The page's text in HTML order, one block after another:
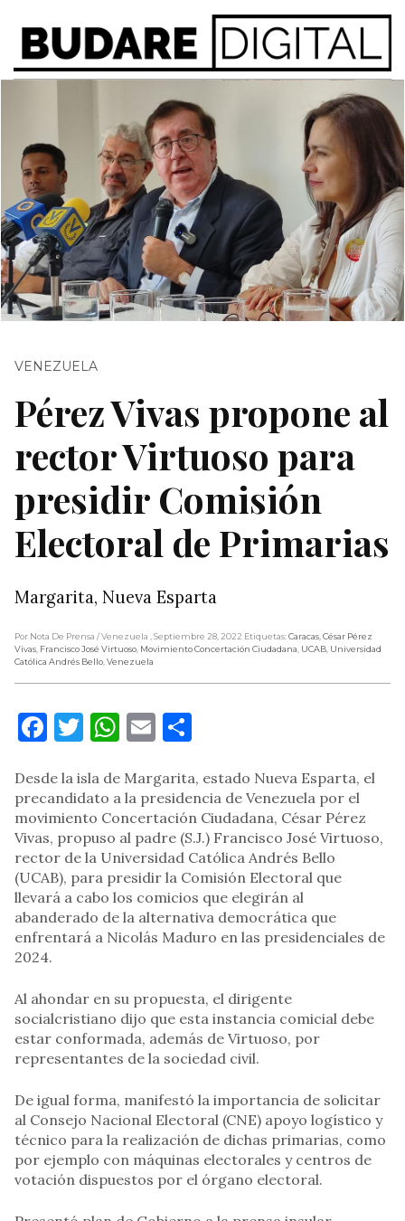
VENEZUELA
Pérez Vivas propone al
rector Virtuoso para
presidir Comisión
Electoral de Primarias
Margarita, Nueva Esparta
Por Nota De Prensa / Venezuela , Septiembre 28, 2022 Etiquetas:Caracas,César Pérez
Vivas, Francisco José Virtuoso, Movimiento Concertación Ciudadana, UCAB, Universidad
Católica Andrés Bello,Venezuela
Facebook
Twitter
WhatsApp
Email
Desde la isla de Margarita, estado Nueva Esparta, el
precandidato a la presidencia de Venezuela por el
movimiento Concertación Ciudadana, César Pérez
Vivas, propuso al padre (S.J.) Francisco José Virtuoso,
rector de la Universidad Católica Andrés Bello
(UCAB), para presidir la Comisión Electoral que
llevará a cabo los comicios que elegirán al
abanderado de la alternativa democrática que
enfrentará a Nicolás Maduro en las presidenciales de
2024.
Al ahondar en su propuesta, el dirigente
socialcristiano dijo que esta instancia comicial debe
estar conformada, además de Virtuoso, por
representantes de la sociedad civil.
De igual forma, manifestó la importancia de solicitar
al Consejo Nacional Electoral (CNE) apoyo logístico y
técnico para la realización de dichas primarias, como
por ejemplo con máquinas electorales y centros de
votación dispuestos por el órgano electoral.